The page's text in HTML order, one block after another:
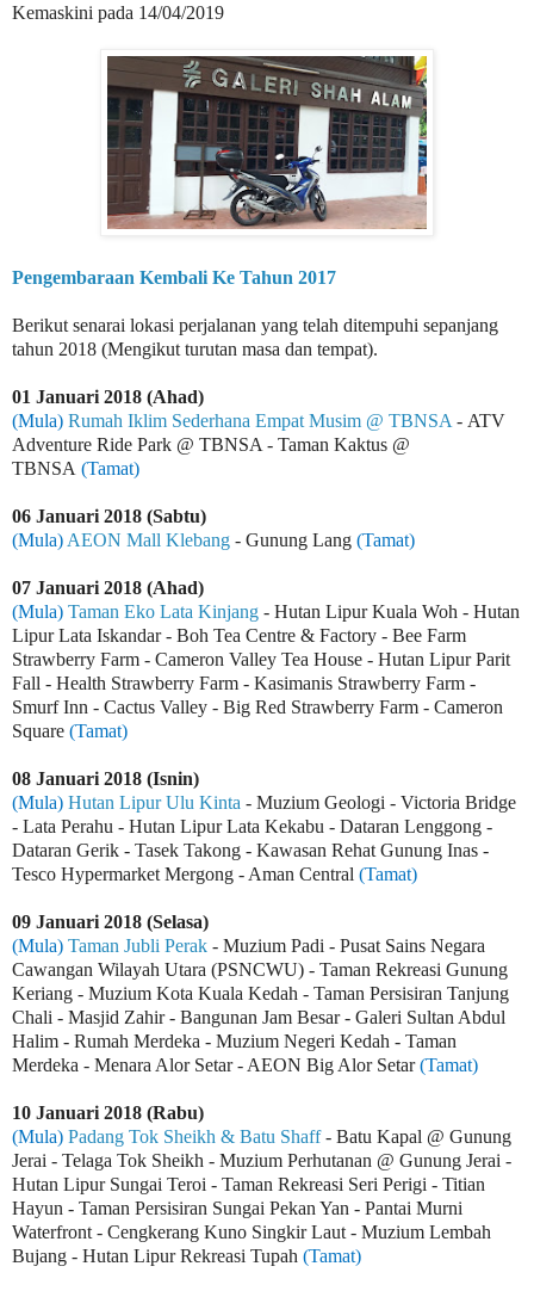
Kemaskini pada 14/04/2019
Pengembaraan Kembali Ke Tahun 2017
Berikut senarai lokasi perjalanan yang telah ditempuhi sepanjang
tahun 2018 (Mengikut turutan masa dan tempat).
01 Januari 2018 (Ahad)
(Mula) Rumah Iklim Sederhana Empat Musim @ TBNSA - ATV
Adventure Ride Park @ TBNSA - Taman Kaktus @
TBNSA (Tamat)
06 Januari 2018 (Sabtu)
(Mula) AEON Mall Klebang - Gunung Lang (Tamat)
07 Januari 2018 (Ahad)
(Mula) Taman Eko Lata Kinjang - Hutan Lipur Kuala Woh - Hutan
Lipur Lata Iskandar- Boh Tea Centre & Factory - Bee Farm
Strawberry Farm - Cameron Valley Tea House - Hutan Lipur Parit
Fall - Health Strawberry Farm - Kasimanis Strawberry Farm -
Smurf Inn - Cactus Valley - Big Red Strawberry Farm - Cameron
Square (Tamat)
08 Januari 2018 (Isnin)
(Mula) Hutan Lipur Ulu Kinta - Muzium Geologi - Victoria Bridge
- Lata Perahu - Hutan Lipur Lata Kekabu - Dataran Lenggong -
Dataran Gerik - Tasek Takong - Kawasan Rehat Gunung Inas -
Tesco Hypermarket Mergong - Aman Central (Tamat)
09 Januari 2018 (Selasa)
(Mula) Taman Jubli Perak - Muzium Padi - Pusat Sains Negara
Cawangan Wilayah Utara (PSNCWU) - Taman Rekreasi Gunung
Keriang - Muzium Kota Kuala Kedah - Taman Persisiran Tanjung
Chali - Masjid Zahir - Bangunan Jam Besar - Galeri Sultan Abdul
Halim - Rumah Merdeka - Muzium Negeri Kedah - Taman
Merdeka - Menara Alor Setar - AEON Big Alor Setar(Tamat)
10 Januari 2018 (Rabu)
(Mula) Padang Tok Sheikh & Batu Shaff- Batu Kapal @ Gunung
Jerai - Telaga Tok Sheikh - Muzium Perhutanan @ Gunung Jerai -
Hutan Lipur Sungai Teroi - Taman Rekreasi Seri Perigi - Titian
Hayun - Taman Persisiran Sungai Pekan Yan - Pantai Murni
Waterfront - Cengkerang Kuno Singkir Laut - Muzium Lembah
Bujang - Hutan Lipur Rekreasi Tupah (Tamat)